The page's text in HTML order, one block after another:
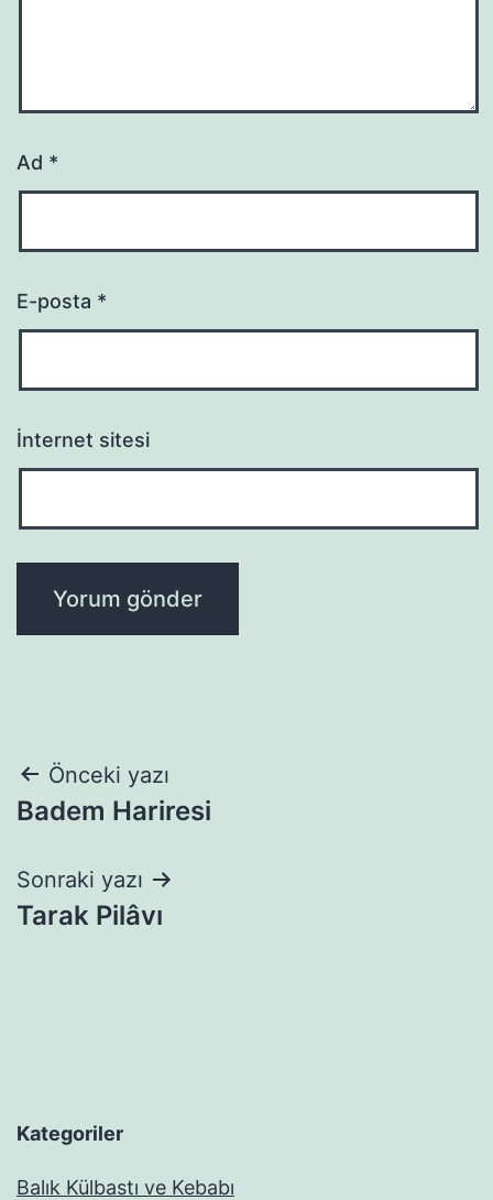
Ad *
E-posta *
İnternet sitesi
Yazı
gezinmesi
Önceki yazı
Badem Hariresi
Sonraki yazı
Tarak Pilâvı
Kategoriler
Balık Külbastı ve Kebabı